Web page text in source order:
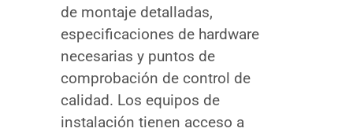
de montaje detalladas,
especificaciones de hardware
necesarias y puntos de
comprobación de control de
calidad. Los equipos de
instalación tienen acceso a